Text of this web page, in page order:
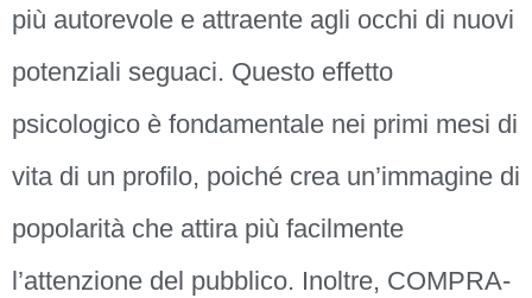
più autorevole e attraente agli occhi di nuovi
potenziali seguaci. Questo effetto
psicologico è fondamentale nei primi mesi di
vita di un profilo, poiché crea un’immagine di
popolarità che attira più facilmente
l’attenzione del pubblico. Inoltre, COMPRA-